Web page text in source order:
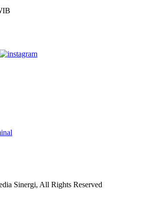
Sinergi, All Rights Reserved